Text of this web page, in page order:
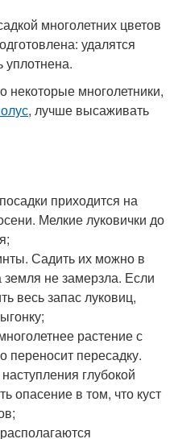
многолетних цветов
удалятся
уплотнена.
некоторые многолетники,
, лучше высаживать
приходится на
Мелкие луковички до
Садить их можно в
земля не замерзла. Если
весь запас луковиц,
растение с
пересадку.
глубокой
опасение в том, что куст